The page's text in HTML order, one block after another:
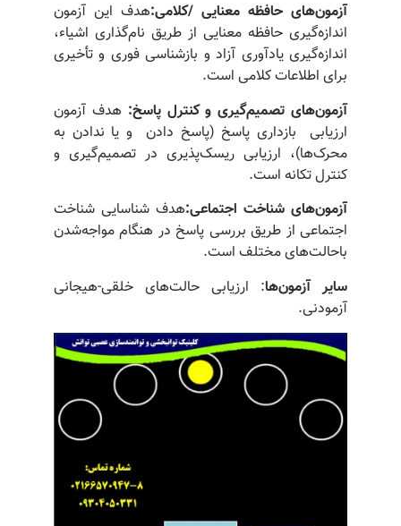
آزمون‌های حافظه معنایی /کلامی:هدف این آزمون
اندازه‌گیری حافظه معنایی از طریق نام‌گذاری اشیاء،
اندازه‌گیری یادآوری آزاد و بازشناسی فوری و تأخیری
برای اطلاعات کلامی است.
آزمون‌های تصمیم‌گیری و کنترل پاسخ:هدف آزمون
ارزیابی بازداری پاسخ (پاسخ دادن و یا ندادن به
محرک‌ها)، ارزیابی ریسک‌پذیری در تصمیم‌گیری و
کنترل تکانه است.
آزمون‌های شناخت اجتماعی:هدف شناسایی شناخت
اجتماعی از طریق بررسی پاسخ در هنگام مواجه‌شدن
باحالت‌های مختلف است.
سایر
آزمون‌ها: ارزیابی حالت‌های خلقی-هیجانی
آزمودنی.